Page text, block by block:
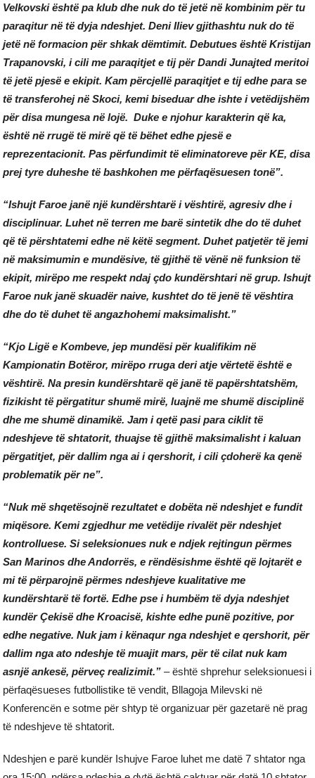
Velkovski është pa klub dhe nuk do të jetë në kombinim për tu
paraqitur në të dyja ndeshjet. Deni Iliev gjithashtu nuk do të
jetë në formacion për shkak dëmtimit. Debutues është Kristijan
Trapanovski, i cili me paraqitjet e tij për Dandi Junajted meritoi
të jetë pjesë e ekipit. Kam përcjellë paraqitjet e tij edhe para se
të transferohej në Skoci, kemi biseduar dhe ishte i vetëdijshëm
për disa mungesa në lojë. Duke e njohur karakterin që ka,
është në rrugë të mirë që të bëhet edhe pjesë e
reprezentacionit. Pas përfundimit të eliminatoreve për KE, disa
prej tyre duheshe të bashkohen me përfaqësuesen tonë”.
“Ishujt Faroe janë një kundërshtarë i vështirë, agresiv dhe i
disciplinuar. Luhet në terren me barë sintetik dhe do të duhet
që të përshtatemi edhe në këtë segment. Duhet patjetër të jemi
në maksimumin e mundësive, të gjithë të vënë në funksion të
ekipit, mirëpo me respekt ndaj çdo kundërshtari në grup. Ishujt
Faroe nuk janë skuadër naive, kushtet do të jenë të vështira
dhe do të duhet të angazhohemi maksimalisht.”
“Kjo Ligë e Kombeve, jep mundësi për kualifikim në
Kampionatin Botëror, mirëpo rruga deri atje vërtetë është e
vështirë. Na presin kundërshtarë që janë të papërshtatshëm,
fizikisht të përgatitur shumë mirë, luajnë me shumë disciplinë
dhe me shumë dinamikë. Jam i qetë pasi para ciklit të
ndeshjeve të shtatorit, thuajse të gjithë maksimalisht i kaluan
përgatitjet, për dallim nga ai i qershorit, i cili çdoherë ka qenë
problematik për ne”.
“Nuk më shqetësojnë rezultatet e dobëta në ndeshjet e fundit
miqësore. Kemi zgjedhur me vetëdije rivalët për ndeshjet
kontrolluese. Si seleksionues nuk e ndjek rejtingun përmes
San Marinos dhe Andorrës, e rëndësishme është që lojtarët e
mi të përparojnë përmes ndeshjeve kualitative me
kundërshtarë të fortë. Edhe pse i humbëm të dyja ndeshjet
kundër Çekisë dhe Kroacisë, kishte edhe punë pozitive, por
edhe negative. Nuk jam i kënaqur nga ndeshjet e qershorit, për
dallim nga ato ndeshje të muajit mars, për të cilat nuk kam
asnjë ankesë, përveç realizimit.” – është shprehur seleksionuesi i
përfaqësueses futbollistike të vendit, Bllagoja Milevski në
Konferencën e sotme për shtyp të organizuar për gazetarë në prag
të ndeshjeve të shtatorit.
Ndeshjen e parë kundër Ishujve Faroe luhet me datë 7 shtator nga